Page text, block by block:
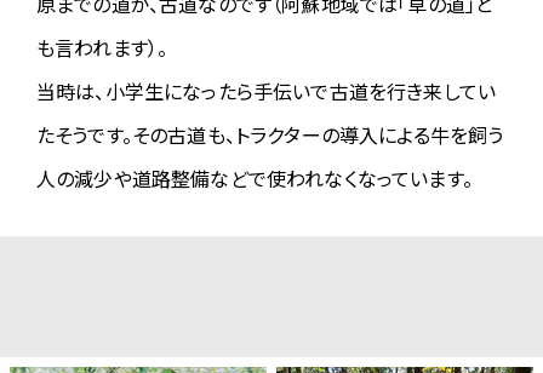
ぜひご利用ください。
2025.05.13
【アンケートのお願い】
より良い大会づくりのために皆様のご意見をお聞かせください。アン
→アンケート
も言われます）。
当時は、小学生になったら手伝いで古道を行き来してい
たそうです。その古道も、トラクターの導入による牛を飼う
人の減少や道路整備などで使われなくなっています。